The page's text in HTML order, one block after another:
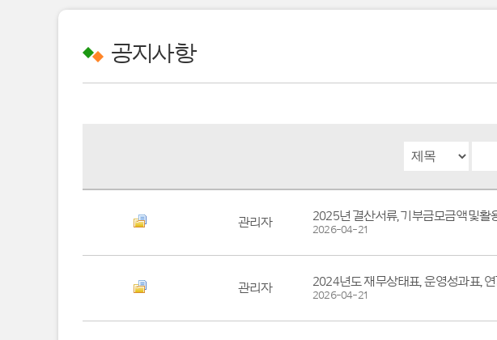
공지사항
관리자 2025년 결산서류, 기부금모금액및활
2026-04-21
관리자 2024년도 재무상태표, 운영성과표,
2026-04-21